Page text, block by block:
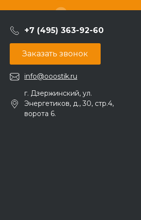
+7 (495) 363-92-60
Заказать звонок
info@ooostik.ru
г. Дзержинский, ул.
Энергетиков, д., 30, стр.4,
ворота 6.